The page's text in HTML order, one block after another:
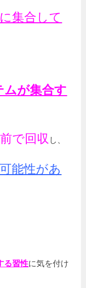
集合して
ムが集合す
で回収 し、
能性があ
る習性に気を付け